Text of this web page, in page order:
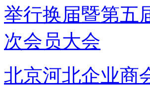
北京河北企业商